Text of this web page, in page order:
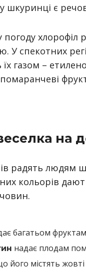
шкуринці є
хлорофіл
У спекотних
газом –
на
радять людям
кольорів
багатьом
надає плодам
його містять